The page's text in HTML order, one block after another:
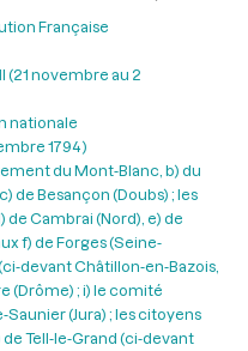
Française
(21 novembre au 2
nationale
1794 )
du Mont-Blanc, b) du
de Besançon (Doubs) ; les
Cambrai (Nord), e) de
f) de Forges (Seine-
devant Châtillon-en-Bazois,
(Drôme) ; i) le comité
(Jura) ; les citoyens
Tell-le-Grand (ci-devant